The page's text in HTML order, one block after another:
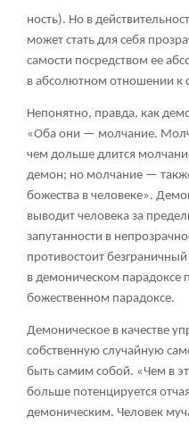
ность). Но в
может стать для себя
самости посредством ее
в абсолютном отношении к
Непонятно, правда, как
«Оба они — молчание.
чем дольше длится
демон; но молчание —
божества в человеке».
выводит человека за
запутанности в
противостоит
в демоническом парадоксе
божественном парадоксе.
Демоническое в качестве
собственную случайную
быть самим собой. «Чем в
больше потенцируется
демоническим. Человек